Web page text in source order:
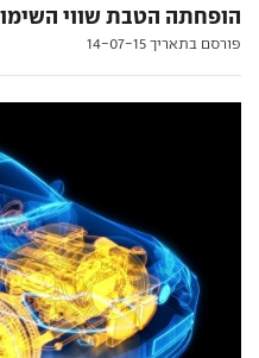
הופחתה הטבת שווי
פורסם בתאריך 14-07-15